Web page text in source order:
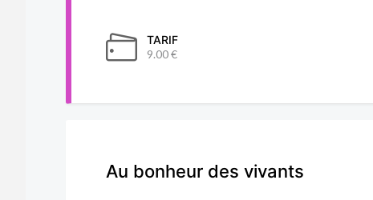
TARIF
9.00 €
Au bonheur des vivants